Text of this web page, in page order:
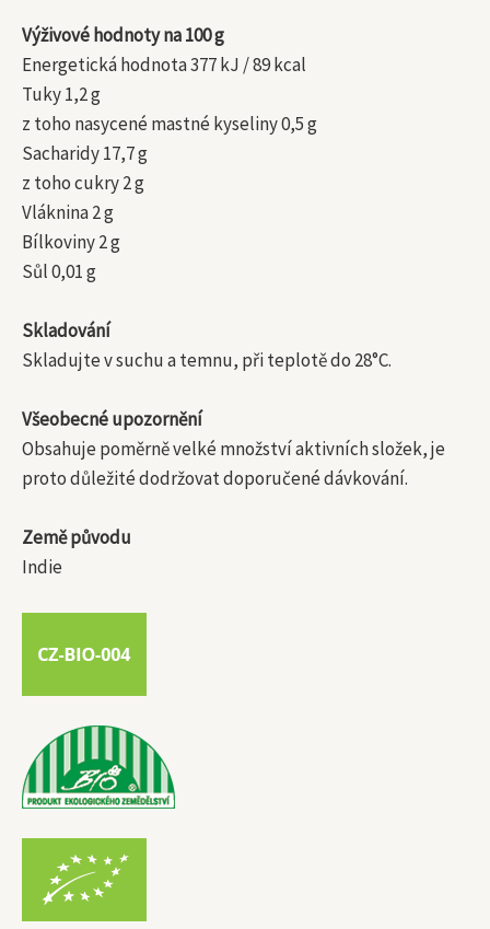
Výživové hodnoty na 100 g
Energetická hodnota 377 kJ / 89 kcal
Tuky 1,2 g
z toho nasycené mastné kyseliny 0,5 g
Sacharidy 17,7 g
z toho cukry 2 g
Vláknina 2 g
Bílkoviny 2 g
Sůl 0,01 g
Skladování
Skladujte v suchu a temnu, při teplotě do 28°C.
Všeobecné upozornění
Obsahuje poměrně velké množství aktivních složek, je
proto důležité dodržovat doporučené dávkování.
Země původu
Indie